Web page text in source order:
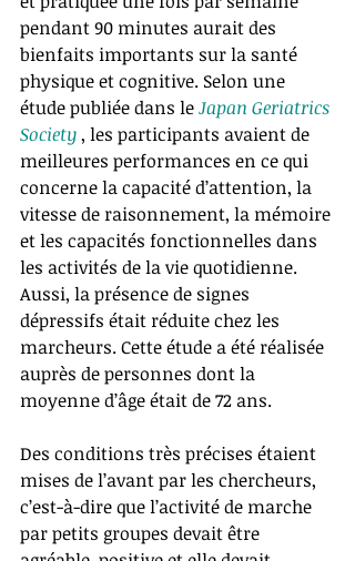
pendant 90 minutes aurait des
bienfaits importants sur la santé
physique et cognitive. Selon une
étude publiée dans le Japan Geriatrics
Society , les participants avaient de
meilleures performances en ce qui
concerne la capacité d’attention, la
vitesse de raisonnement, la mémoire
et les capacités fonctionnelles dans
les activités de la vie quotidienne.
Aussi, la présence de signes
dépressifs était réduite chez les
marcheurs. Cette étude a été réalisée
auprès de personnes dont la
moyenne d’âge était de 72 ans.
Des conditions très précises étaient
mises de l’avant par les chercheurs,
c’est-à-dire que l’activité de marche
par petits groupes devait être